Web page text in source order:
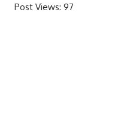
Post Views: 97